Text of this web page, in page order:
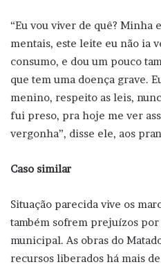
“Eu vou viver de quê? Minha
mentais, este leite eu não ia
consumo, e dou um pouco
que tem uma doença grave.
menino, respeito as leis,
fui preso, pra hoje me ver
vergonha”, disse ele, aos
Caso similar
Situação parecida vive os
também sofrem prejuízos por
municipal. As obras do
recursos liberados há mais